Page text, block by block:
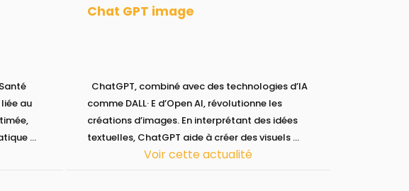
au
...
Chat GPT image
ChatGPT, combiné avec des technologies d’IA
comme DALL· E d’Open AI, révolutionne les
créations d’images. En interprétant des idées
textuelles, ChatGPT aide à créer des visuels ...
Voir cette actualité